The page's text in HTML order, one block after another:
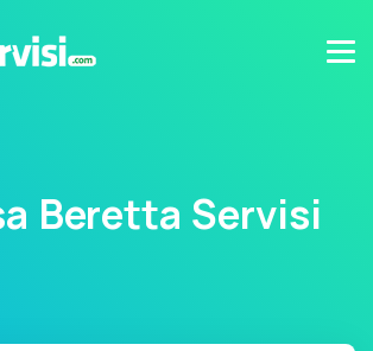
Beretta Servisi